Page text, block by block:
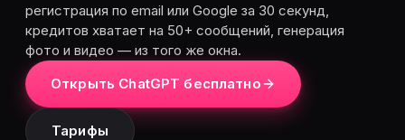
регистрация по email или Google за 30 секунд,
кредитов хватает на 50+ сообщений, генерация
фото и видео — из того же окна.
Открыть ChatGPT бесплатно
Тарифы